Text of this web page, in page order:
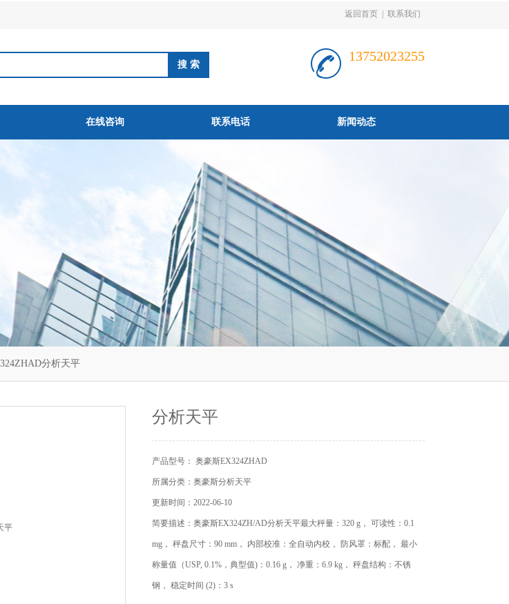
返回首页 联系我们
13752023255
在线咨询 联系电话 新闻动态
分析天平
分析天平
产品型号： 奥豪斯EX324ZHAD
所属分类：奥豪斯分析天平
更新时间：2022-06-10
简要描述：奥豪斯EX324ZH/AD分析天平最大秤量：320 g， 可读性：0.1
mg， 秤盘尺寸：90 mm， 内部校准：全自动内校， 防风罩：标配， 最小
称量值（USP, 0.1%，典型值)：0.16 g， 净重：6.9 kg， 秤盘结构：不锈
钢， 稳定时间 (2)：3 s